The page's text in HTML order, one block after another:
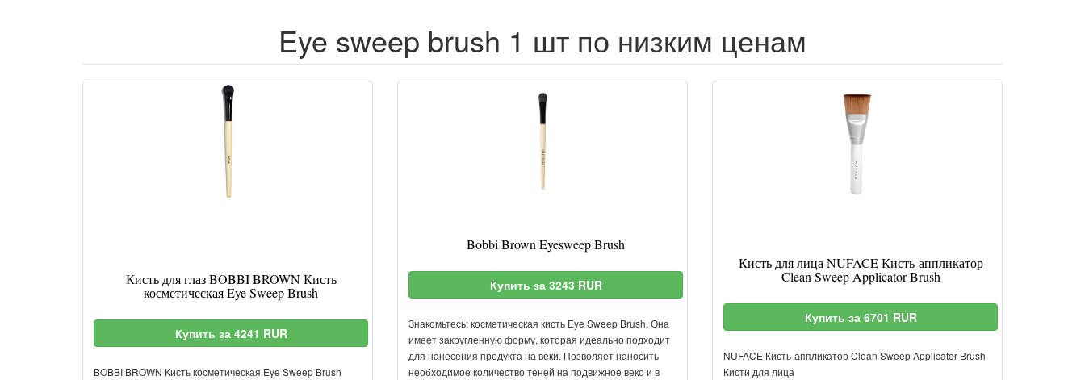
Eye sweep brush 1 шт по низким ценам
Кисть для глаз BOBBI BROWN Кисть
косметическая Eye Sweep Brush
Купить за 4241 RUR
BOBBI BROWN Кисть косметическая Eye Sweep Brush
Bobbi Brown Eyesweep Brush
Купить за 3243 RUR
Знакомьтесь: косметическая кисть Eye Sweep Brush. Она
имеет закругленную форму, которая идеально подходит
для нанесения продукта на веки. Позволяет наносить
необходимое количество теней на подвижное веко и в
Кисть для лица NUFACE Кисть-аппликатор
Clean Sweep Applicator Brush
Купить за 6701 RUR
NUFACE Кисть-аппликатор Clean Sweep Applicator Brush
Кисти для лица